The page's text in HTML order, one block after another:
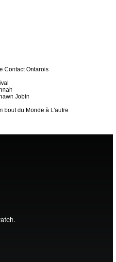
Contact Ontarois
Jobin
bout du Monde à L'autre